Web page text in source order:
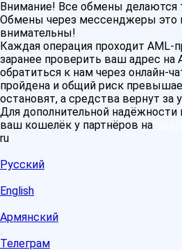
Внимание! Все обмены делаются
Обмены через мессенджеры это
внимательны!
Каждая операция проходит
заранее проверить ваш адрес на
обратиться к нам через онлайн-
пройдена и общий риск
остановят, а средства вернут за
Для дополнительной
ваш кошелёк у партнёров на
ru
Русский
English
Армянский
Телеграм